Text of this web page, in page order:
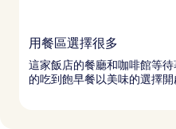
用餐區選擇很多
這家飯店的餐廳和咖啡館等
的吃到飽早餐以美味的選擇開